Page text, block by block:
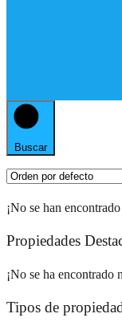
Buscar
¡No se han
Propiedades
¡No se ha encontrado
Tipos de